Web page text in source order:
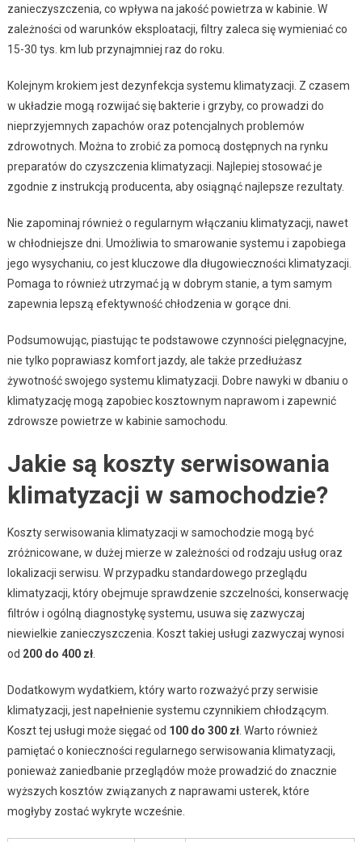
zanieczyszczenia, co wpływa na jakość powietrza w kabinie. W
zależności od warunków eksploatacji, filtry zaleca się wymieniać co
15-30 tys. km lub przynajmniej raz do roku.
Kolejnym krokiem jest dezynfekcja systemu klimatyzacji. Z czasem
w układzie mogą rozwijać się bakterie i grzyby, co prowadzi do
nieprzyjemnych zapachów oraz potencjalnych problemów
zdrowotnych. Można to zrobić za pomocą dostępnych na rynku
preparatów do czyszczenia klimatyzacji. Najlepiej stosować je
zgodnie z instrukcją producenta, aby osiągnąć najlepsze rezultaty.
Nie zapominaj również o regularnym włączaniu klimatyzacji, nawet
w chłodniejsze dni. Umożliwia to smarowanie systemu i zapobiega
jego wysychaniu, co jest kluczowe dla długowieczności klimatyzacji.
Pomaga to również utrzymać ją w dobrym stanie, a tym samym
zapewnia lepszą efektywność chłodzenia w gorące dni.
Podsumowując, piastując te podstawowe czynności pielęgnacyjne,
nie tylko poprawiasz komfort jazdy, ale także przedłużasz
żywotność swojego systemu klimatyzacji. Dobre nawyki w dbaniu o
klimatyzację mogą zapobiec kosztownym naprawom i zapewnić
zdrowsze powietrze w kabinie samochodu.
Jakie są koszty serwisowania
klimatyzacji w samochodzie?
Koszty serwisowania klimatyzacji w samochodzie mogą być
zróżnicowane, w dużej mierze w zależności od rodzaju usług oraz
lokalizacji serwisu. W przypadku standardowego przeglądu
klimatyzacji, który obejmuje sprawdzenie szczelności, konserwację
filtrów i ogólną diagnostykę systemu, usuwa się zazwyczaj
niewielkie zanieczyszczenia. Koszt takiej usługi zazwyczaj wynosi
od 200 do 400 zł.
Dodatkowym wydatkiem, który warto rozważyć przy serwisie
klimatyzacji, jest napełnienie systemu czynnikiem chłodzącym.
Koszt tej usługi może sięgać od 100 do 300 zł. Warto również
pamiętać o konieczności regularnego serwisowania klimatyzacji,
ponieważ zaniedbanie przeglądów może prowadzić do znacznie
wyższych kosztów związanych z naprawami usterek, które
mogłyby zostać wykryte wcześnie.